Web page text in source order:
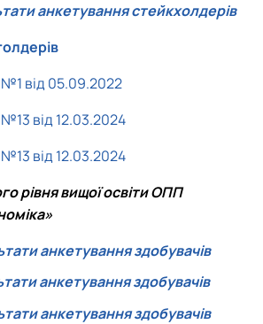
анкетуваннястейкхолдерів
від 05.09.2022
від 12.03.2024
від 12.03.2024
рівня вищої освіти ОПП
анкетування здобувачів
анкетування здобувачів
анкетування здобувачів